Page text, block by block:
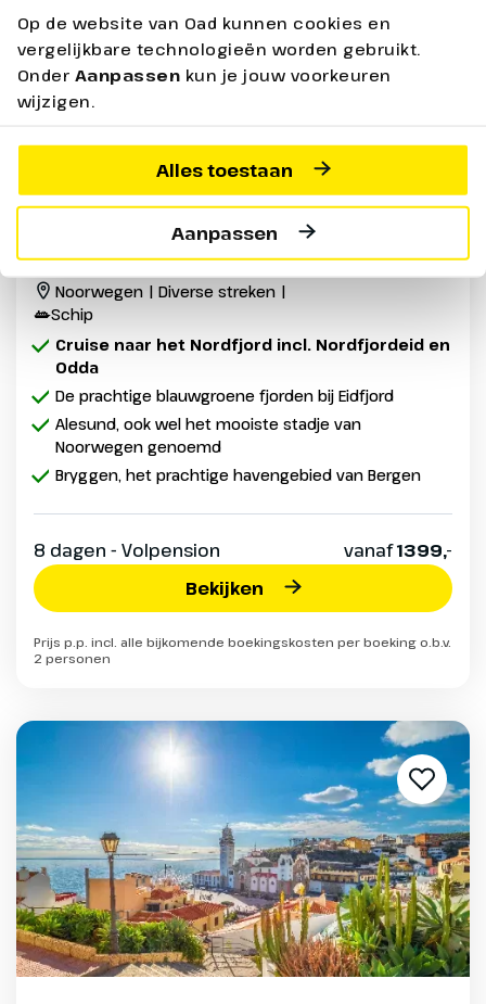
Op de website van Oad kunnen cookies en
vergelijkbare technologieën worden gebruikt.
Onder Aanpassen kun je jouw voorkeuren
wijzigen.
Alles toestaan
Aanpassen
Cruise Noorse Fjorden met het
Nordfjord
Noorwegen | Diverse streken |
Schip
Cruise naar het Nordfjord incl. Nordfjordeid en
Odda
De prachtige blauwgroene fjorden bij Eidfjord
Alesund, ook wel het mooiste stadje van
Noorwegen genoemd
Bryggen, het prachtige havengebied van Bergen
8 dagen - Volpension vanaf1399,-
Bekijken
Prijs p.p. incl. alle bijkomende boekingskosten per boeking o.b.v.
2 personen